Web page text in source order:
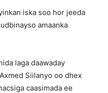
iska soo hor jeeda
amaanka
laga daawaday
Siilanyo oo dhex
caasimada ee